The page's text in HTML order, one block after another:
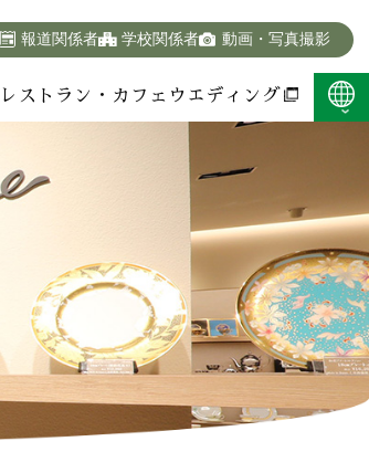
報道関係者 学校関係者 動画・写真撮影
レストラン・カフェ ウエディング